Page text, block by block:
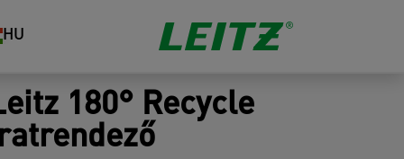
HU
180° Recycle